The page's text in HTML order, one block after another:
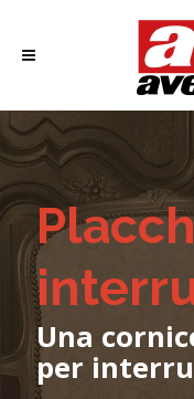
Una
per